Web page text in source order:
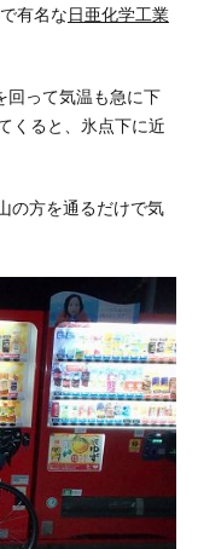
有名な 日亜化学工業
回って気温も急に下
くると、氷点下に近
の方を通るだけで気